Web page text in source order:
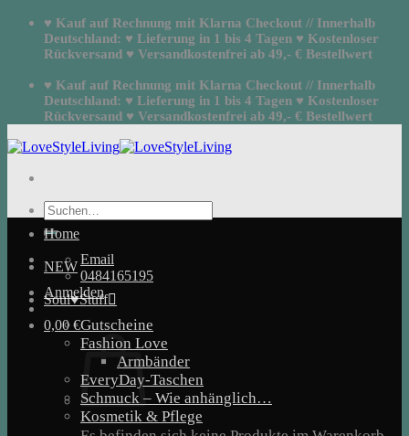
Zum
springen
♥ Kauf auf Rechnung mit Klarna Checkout // Innerhalb
Deutschland: ♥ Lieferung in 1 bis 4 Tagen ♥ Kostenloser
Rückversand ♥ Versandkostenfrei ab 49,- € Bestellwert
♥ Kauf auf Rechnung mit Klarna Checkout // Innerhalb
Deutschland: ♥ Lieferung in 1 bis 4 Tagen ♥ Kostenloser
Rückversand ♥ Versandkostenfrei ab 49,- € Bestellwert
Suchen
nach:
Email
0484165195
Anmelden
0,00€
Home
NEW
Soul♥Stuff
Gutscheine
Fashion Love
Armbänder
EveryDay-Taschen
Schmuck – Wie anhänglich…
Kosmetik & Pflege